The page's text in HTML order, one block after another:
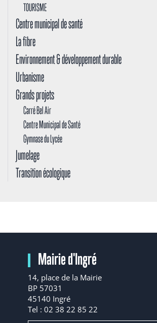
TOURISME
Centre municipal de santé
La fibre
Environnement & développement durable
Urbanisme
Grands projets
Carré Bel Air
Centre Municipal de Santé
Gymnase du Lycée
Jumelage
Transition écologique
Mairie d'Ingré
14, place de la Mairie
BP 57031
45140 Ingré
Tel : 02 38 22 85 22